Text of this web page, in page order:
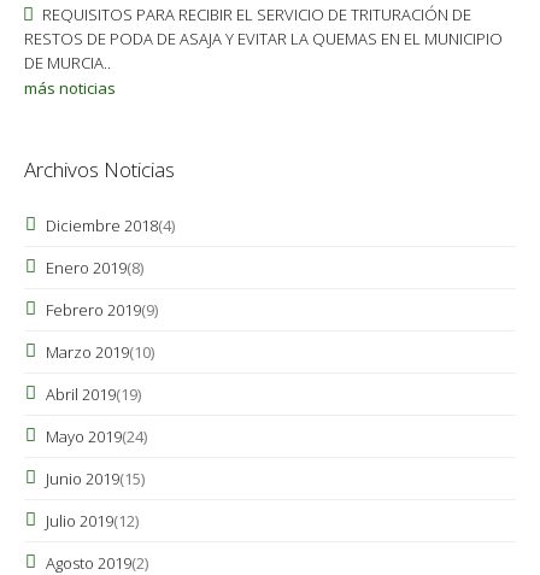
REQUISITOS PARA RECIBIR EL SERVICIO DE TRITURACIÓN DE
RESTOS DE PODA DE ASAJA Y EVITAR LA QUEMAS EN EL MUNICIPIO
DE MURCIA..
más noticias
Archivos Noticias
Diciembre 2018(4)
Enero 2019(8)
Febrero 2019(9)
Marzo 2019(10)
Abril 2019(19)
Mayo 2019(24)
Junio 2019(15)
Julio 2019(12)
Agosto 2019(2)